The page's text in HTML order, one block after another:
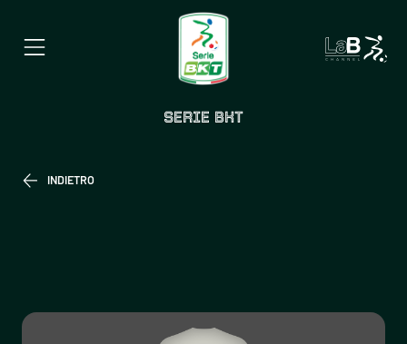
SERIE BKT
INDIETRO